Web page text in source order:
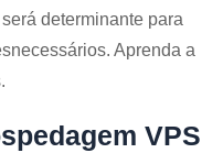
determinante para
Aprenda a
VPS